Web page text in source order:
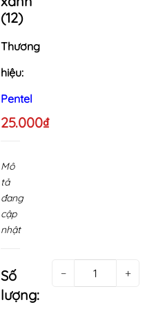
(12)
Thương
hiệu:
Pentel
25.000₫
Mô
tả
đang
cập
nhật
Số
lượng:
− +